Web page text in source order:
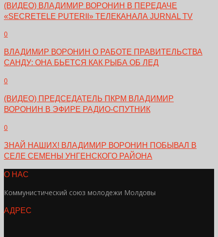
(ВИДЕО) ВЛАДИМИР ВОРОНИН В ПЕРЕДАЧЕ
«SECRETELE PUTERII» ТЕЛЕКАНАЛА JURNAL TV
0
ВЛАДИМИР ВОРОНИН О РАБОТЕ ПРАВИТЕЛЬСТВА
САНДУ: ОНА БЬЕТСЯ КАК РЫБА ОБ ЛЕД
0
(ВИДЕО) ПРЕДСЕДАТЕЛЬ ПКРМ ВЛАДИМИР
ВОРОНИН В ЭФИРЕ РАДИО-СПУТНИК
0
ЗНАЙ НАШИХ! ВЛАДИМИР ВОРОНИН ПОБЫВАЛ В
СЕЛЕ СЕМЕНЫ УНГЕНСКОГО РАЙОНА
О НАС
Коммунистический союз молодежи Молдовы
АДРЕС